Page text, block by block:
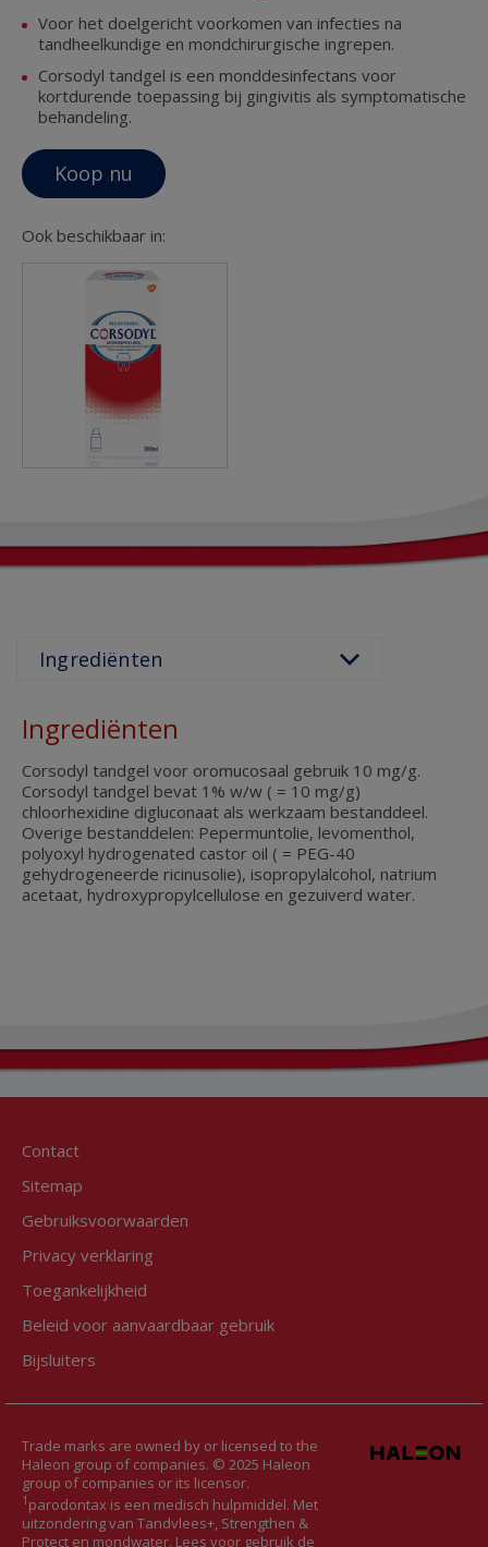
Voor het doelgericht voorkomen van infecties na
tandheelkundige en mondchirurgische ingrepen.
Corsodyl tandgel is een monddesinfectans voor
kortdurende toepassing bij gingivitis als symptomatische
behandeling.
Koop nu
Ook beschikbaar in:
Ingrediënten
Corsodyl tandgel voor oromucosaal gebruik 10 mg/g.
Corsodyl tandgel bevat 1% w/w ( = 10 mg/g)
chloorhexidine digluconaat als werkzaam bestanddeel.
Overige bestanddelen: Pepermuntolie, levomenthol,
polyoxyl hydrogenated castor oil ( = PEG-40
gehydrogeneerde ricinusolie), isopropylalcohol, natrium
acetaat, hydroxypropylcellulose en gezuiverd water.
Contact
Sitemap
Gebruiksvoorwaarden
Privacy verklaring
Toegankelijkheid
Beleid voor aanvaardbaar gebruik
Bijsluiters
Trade marks are owned by or licensed to the
Haleon group of companies. © 2025 Haleon
group of companies or its licensor.
1 parodontax is een medisch hulpmiddel. Met
uitzondering van Tandvlees+, Strengthen &
Protect en mondwater. Lees voor gebruik de